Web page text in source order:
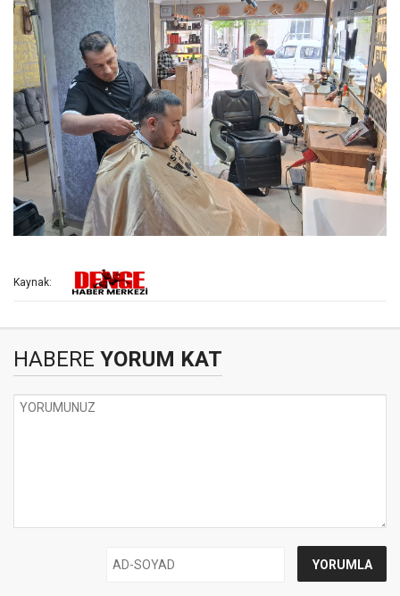
Kaynak:
HABERE YORUM KAT